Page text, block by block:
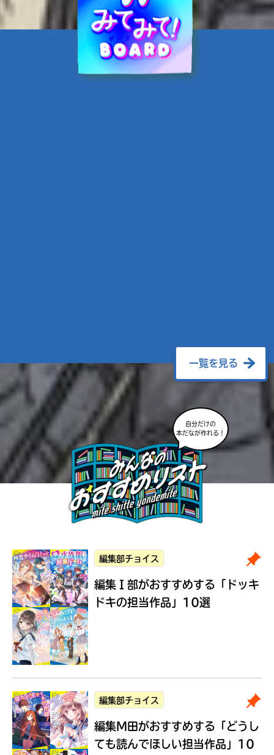
一覧を見る
自分だけの
本だなが作れる！
編集部チョイス
編集Ｉ部がおすすめする 「ドッキ
ドキの担当作品」10選
編集部チョイス
編集M田がおすすめする 「どうし
ても読んでほしい担当作品」10